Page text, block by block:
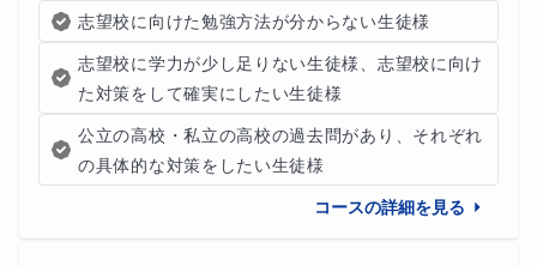
以前私の元に当時小学6年生、受験本番まで残り半年の保
護者様から1通のご相談をいただきました。(仮にAさんと
します)
Aさん
「現在大手中学受験塾に通っていますが、なかなか成績が
志望校に向けた勉強方法が分からない生徒様
志望校に学力が少し足りない生徒様、志望校に向け
た対策をして確実にしたい生徒様
公立の高校・私立の高校の過去問があり、それぞれ
の具体的な対策をしたい生徒様
コースの詳細を見る